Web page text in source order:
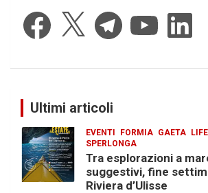
Facebook Telegram YouTube LinkedIn
Ultimi articoli
EVENTI FORMIA GAETA
SPERLONGA
Tra esplorazioni a
suggestivi, fine
Riviera d’Ulisse